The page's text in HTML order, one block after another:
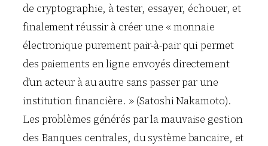
de cryptographie, à tester, essayer, échouer, et
finalement réussir à créer une « monnaie
électronique purement pair-à-pair qui permet
des paiements en ligne envoyés directement
d’un acteur à au autre sans passer par une
institution financière. » (Satoshi Nakamoto).
Les problèmes générés par la mauvaise gestion
des Banques centrales, du système bancaire, et